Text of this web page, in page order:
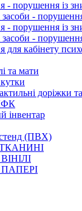
- порушення із
-
- порушення із
-
кабінету
та мати
доріжки
інвентар
(ПВХ)